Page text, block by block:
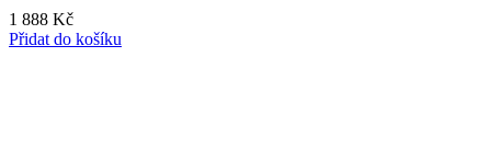
1 888 Kč
Přidat do košíku